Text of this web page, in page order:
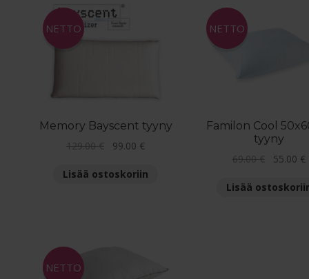
Memory Bayscent tyyny
NETTO
129.00€
Alkuperäinen
oli:
99.00 €
on:
Lisää ostoskoriin
Familon Cool
tyyny
NETTO
69.00€
oli:
55.00 €
Lisää
NETTO